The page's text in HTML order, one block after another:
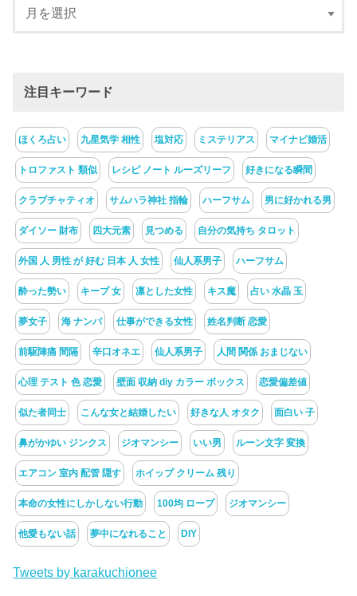
注目キーワード
ほくろ占い 九星気学 相性 塩対応 ミステリアス マイナビ婚活
トロファスト 類似 レシピ ノート ルーズリーフ 好きになる瞬間
クラブチャティオ サムハラ神社 指輪 ハーフサム 男に好かれる男
ダイソー 財布 四大元素 見つめる 自分の気持ち タロット
外国 人 男性 が 好む 日本 人 女性 仙人系男子 ハーフサム
酔った勢い キープ 女 凛とした女性 キス魔 占い 水晶 玉
夢女子 海 ナンパ 仕事ができる女性 姓名判断 恋愛
前駆陣痛 間隔 辛口オネエ 仙人系男子 人間 関係 おまじない
心理 テスト 色 恋愛 壁面 収納 diy カラー ボックス 恋愛偏差値
似た者同士 こんな女と結婚したい 好きな人 オタク 面白い 子
鼻がかゆい ジンクス ジオマンシー いい男 ルーン文字 変換
エアコン 室内 配管 隠す ホイップ クリーム 残り
本命の女性にしかしない行動 100均 ロープ ジオマンシー
他愛もない話 夢中になれること DIY
Tweets by karakuchionee